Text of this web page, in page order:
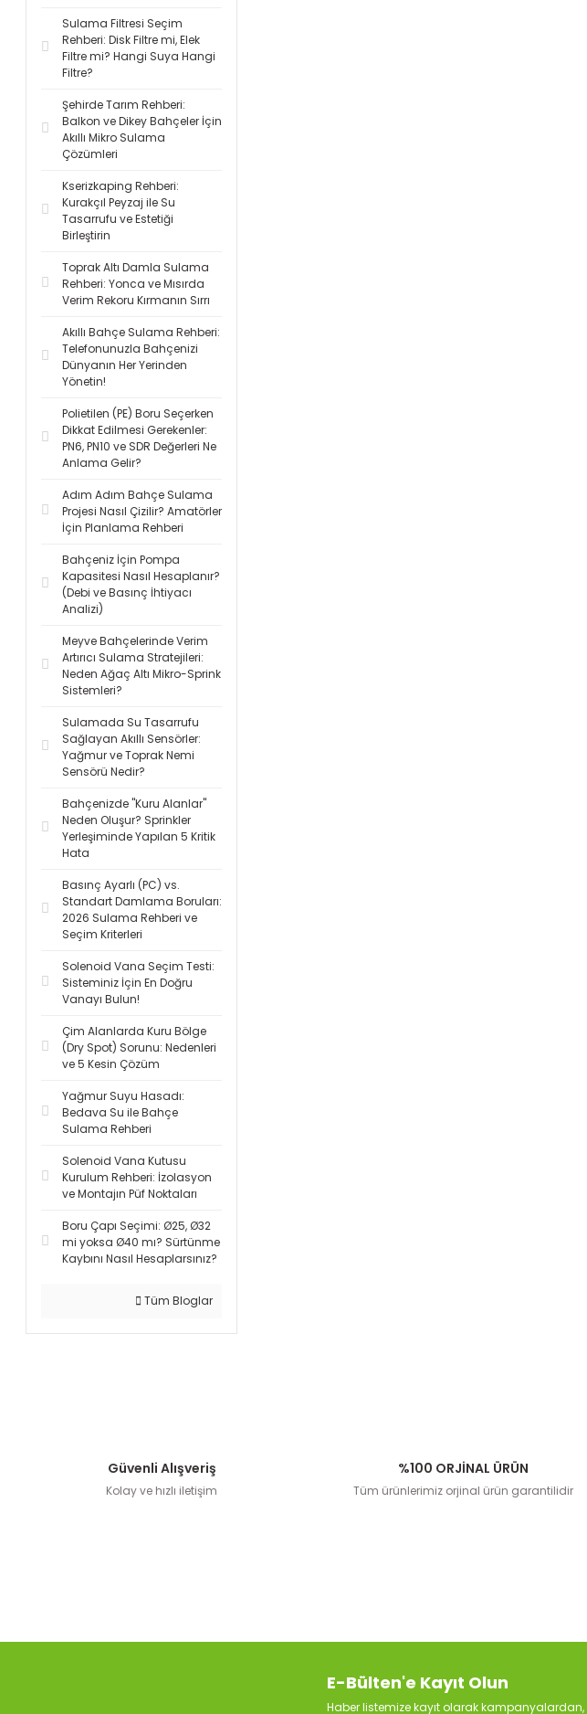
Sulama Filtresi Seçim
Rehberi: Disk Filtre mi, Elek
Filtre mi? Hangi Suya Hangi
Filtre?
Şehirde Tarım Rehberi:
Balkon ve Dikey Bahçeler İçin
Akıllı Mikro Sulama
Çözümleri
Kserizkaping Rehberi:
Kurakçıl Peyzaj ile Su
Tasarrufu ve Estetiği
Birleştirin
Toprak Altı Damla Sulama
Rehberi: Yonca ve Mısırda
Verim Rekoru Kırmanın Sırrı
Akıllı Bahçe Sulama Rehberi:
Telefonunuzla Bahçenizi
Dünyanın Her Yerinden
Yönetin!
Polietilen (PE) Boru Seçerken
Dikkat Edilmesi Gerekenler:
PN6, PN10 ve SDR Değerleri Ne
Anlama Gelir?
Adım Adım Bahçe Sulama
Projesi Nasıl Çizilir? Amatörler
İçin Planlama Rehberi
Bahçeniz İçin Pompa
Kapasitesi Nasıl Hesaplanır?
(Debi ve Basınç İhtiyacı
Analizi)
Meyve Bahçelerinde Verim
Artırıcı Sulama Stratejileri:
Neden Ağaç Altı Mikro-Sprink
Sistemleri?
Sulamada Su Tasarrufu
Sağlayan Akıllı Sensörler:
Yağmur ve Toprak Nemi
Sensörü Nedir?
Bahçenizde "Kuru Alanlar"
Neden Oluşur? Sprinkler
Yerleşiminde Yapılan 5 Kritik
Hata
Basınç Ayarlı (PC) vs.
Standart Damlama Boruları:
2026 Sulama Rehberi ve
Seçim Kriterleri
Solenoid Vana Seçim Testi:
Sisteminiz İçin En Doğru
Vanayı Bulun!
Çim Alanlarda Kuru Bölge
(Dry Spot) Sorunu: Nedenleri
ve 5 Kesin Çözüm
Yağmur Suyu Hasadı:
Bedava Su ile Bahçe
Sulama Rehberi
Solenoid Vana Kutusu
Kurulum Rehberi: İzolasyon
ve Montajın Püf Noktaları
Boru Çapı Seçimi: Ø25, Ø32
mi yoksa Ø40 mı? Sürtünme
Kaybını Nasıl Hesaplarsınız?
Tüm Bloglar
Güvenli Alışveriş
Kolay ve hızlı iletişim
%100 ORJİNAL ÜRÜN
Tüm ürünlerimiz orjinal ürün garantilidir
E-Bülten'e Kayıt Olun
Haber listemize kayıt olarak kampanyalardan,